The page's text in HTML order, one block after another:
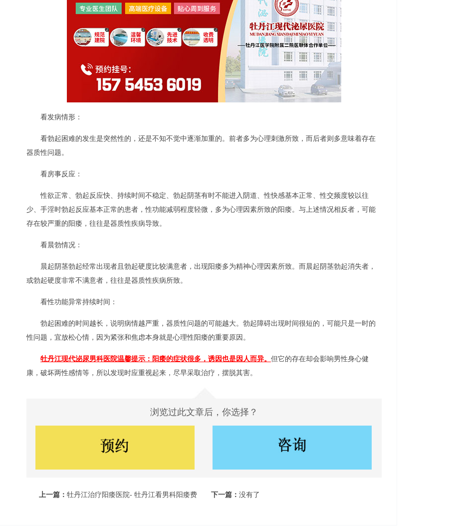
看发病情形：
看勃起困难的发生是突然性的，还是不知不觉中逐渐加重的。前者多为心理刺激所致，而后者则多意味着存在
器质性问题。
看房事反应：
性欲正常、勃起反应快、持续时间不稳定、勃起阴茎有时不能进入阴道、性快感基本正常、性交频度较以往
少、手淫时勃起反应基本正常的患者，性功能减弱程度轻微，多为心理因素所致的阳痿。与上述情况相反者，可能
存在较严重的阳痿，往往是器质性疾病导致。
看晨勃情况：
晨起阴茎勃起经常出现者且勃起硬度比较满意者，出现阳痿多为精神心理因素所致。而晨起阴茎勃起消失者，
或勃起硬度非常不满意者，往往是器质性疾病所致。
看性功能异常持续时间：
勃起困难的时间越长，说明病情越严重，器质性问题的可能越大。勃起障碍出现时间很短的，可能只是一时的
性问题，宜放松心情，因为紧张和焦虑本身就是心理性阳痿的重要原因。
牡丹江现代泌尿男科医院温馨提示：阳痿的症状很多，诱因也是因人而异。 但它的存在却会影响男性身心健
康，破坏两性感情等，所以发现时应重视起来，尽早采取治疗，摆脱其害。
浏览过此文章后，你选择？
上一篇： 牡丹江治疗阳痿医院- 牡丹江看男科阳痿费
下一篇： 没有了